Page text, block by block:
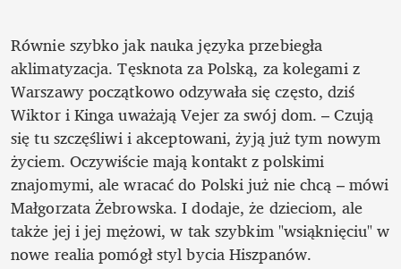
Równie szybko jak nauka języka przebiegła
aklimatyzacja. Tęsknota za Polską, za kolegami z
Warszawy początkowo odzywała się często, dziś
Wiktor i Kinga uważają Vejer za swój dom. – Czują
się tu szczęśliwi i akceptowani, żyją już tym nowym
życiem. Oczywiście mają kontakt z polskimi
znajomymi, ale wracać do Polski już nie chcą – mówi
Małgorzata Żebrowska. I dodaje, że dzieciom, ale
także jej i jej mężowi, w tak szybkim "wsiąknięciu" w
nowe realia pomógł styl bycia Hiszpanów.